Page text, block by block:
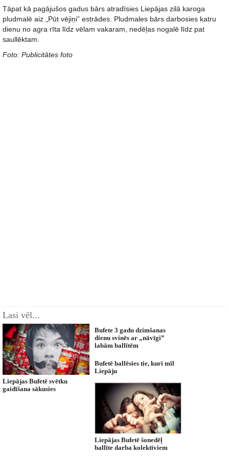
Tāpat kā pagājušos gadus bārs atradīsies Liepājas zilā karoga
pludmalē aiz „Pūt vējiņi” estrādes. Pludmales bārs darbosies katru
dienu no agra rīta līdz vēlam vakaram, nedēļas nogalē līdz pat
saullēktam.
Foto: Publicitātes foto
Lasi vēl...
Liepājas Bufetē svētku
gaidīšana sākusies
Bufete 3 gadu dzimšanas
dienu svinēs ar „nāvīgi”
labām ballītēm
Bufetē ballēsies tie, kuri mīl
Liepāju
Liepājas Bufetē šonedēļ
ballīte darba kolektīviem